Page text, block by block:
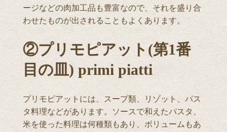
ージなどの肉加工品も豊富なので、それを盛り合
わせたものが出されることもよくあります。
②プリモピアット(第1番
目の皿) primi piatti
プリモピアットには、スープ類、リゾット、パス
タ料理などがあります。ソースで和えたパスタ、
米を使った料理は何種類もあり、ボリュームもあ